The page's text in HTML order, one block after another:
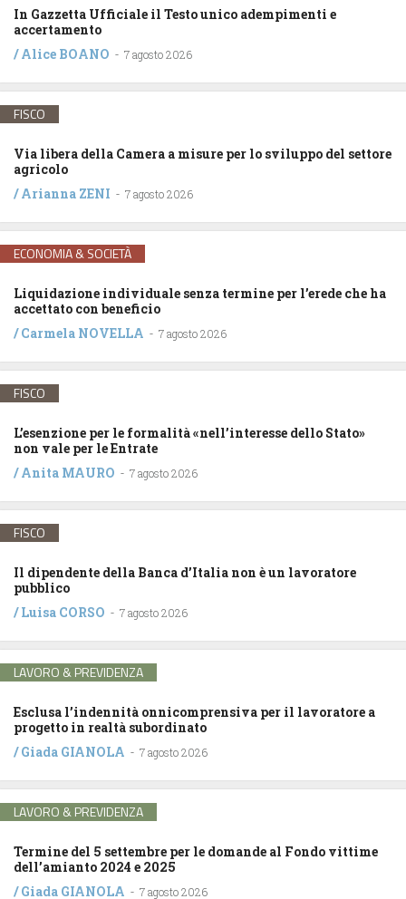
In Gazzetta Ufficiale il Testo unico adempimenti e
accertamento
/Alice BOANO - 7 agosto 2026
FISCO
Via libera della Camera a misure per lo sviluppo del settore
agricolo
/Arianna ZENI - 7 agosto 2026
ECONOMIA & SOCIETÀ
Liquidazione individuale senza termine per l’erede che ha
accettato con beneficio
/Carmela NOVELLA - 7 agosto 2026
FISCO
L’esenzione per le formalità «nell’interesse dello Stato»
non vale per le Entrate
/Anita MAURO - 7 agosto 2026
FISCO
Il dipendente della Banca d’Italia non è un lavoratore
pubblico
/Luisa CORSO - 7 agosto 2026
LAVORO & PREVIDENZA
Esclusa l’indennità onnicomprensiva per il lavoratore a
progetto in realtà subordinato
/Giada GIANOLA - 7 agosto 2026
LAVORO & PREVIDENZA
Termine del 5 settembre per le domande al Fondo vittime
dell’amianto 2024 e 2025
/Giada GIANOLA - 7 agosto 2026